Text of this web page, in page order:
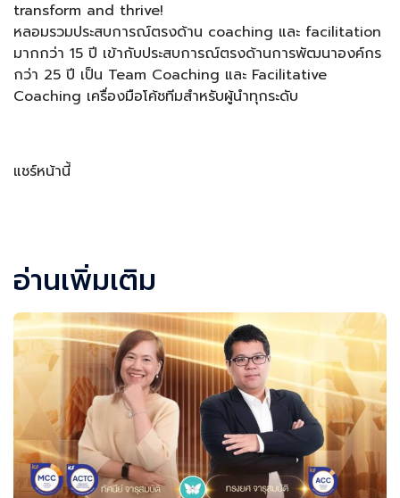
transform and thrive!
หลอมรวมประสบการณ์ตรงด้าน coaching และ facilitation
มากกว่า 15 ปี เข้ากับประสบการณ์ตรงด้านการพัฒนาองค์กร
กว่า 25 ปี เป็น Team Coaching และ Facilitative
Coaching เครื่องมือโค้ชทีมสำหรับผู้นำทุกระดับ
แชร์หน้านี้
อ่านเพิ่มเติม